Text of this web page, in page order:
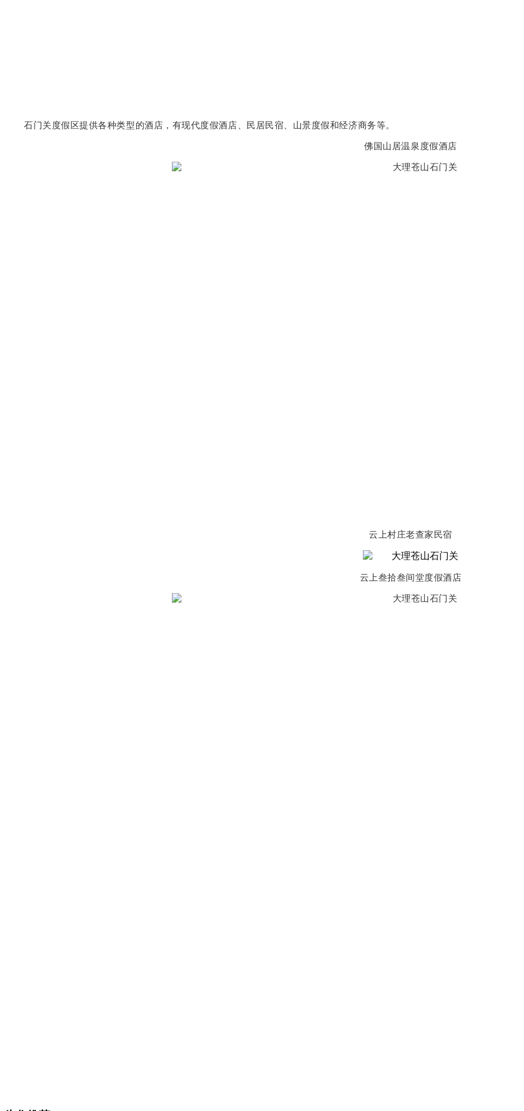
石门关度假区提供各种类型的酒店，有现代度假酒店、民居民宿、山景度假和经济商务等。
佛国山居温泉度假酒店
云上村庄老查家民宿
云上叁拾叁间堂度假酒店